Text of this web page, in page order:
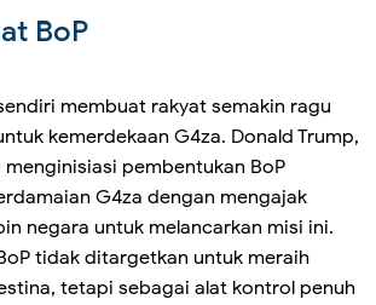
BoP
membuat rakyat semakin ragu
kemerdekaan G4za. Donald Trump,
menginisiasi pembentukan BoP
G4za dengan mengajak
negara untuk melancarkan misi ini.
tidak ditargetkan untuk meraih
tetapi sebagai alat kontrol penuh